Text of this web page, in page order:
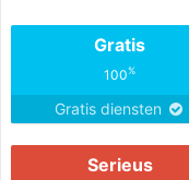
Gratis
100%
Gratis diensten
Serieus